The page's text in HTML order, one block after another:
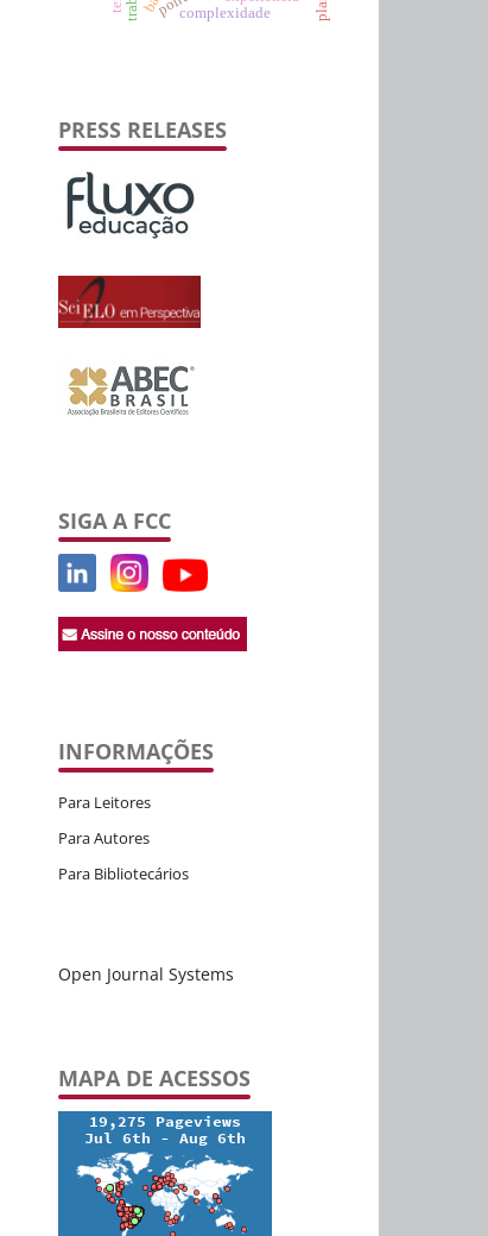
complexidade
PRESS RELEASES
SIGA A FCC
INFORMAÇÕES
Para Leitores
Para Autores
Para Bibliotecários
Open Journal Systems
MAPA DE ACESSOS